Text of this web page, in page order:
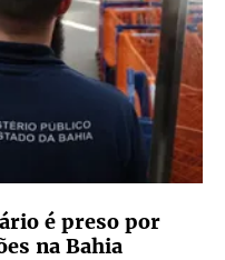
é preso por
na Bahia